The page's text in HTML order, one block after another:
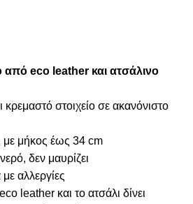
από eco leather και ατσάλινο
κρεμαστό στοιχείο σε ακανόνιστο
με μήκος έως 34 cm
δεν μαυρίζει
αλλεργίες
leather και το ατσάλι δίνει